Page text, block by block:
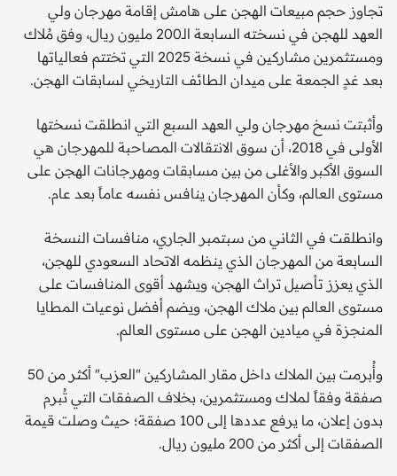
تجاوز حجم مبيعات الهجن على هامش إقامة مهرجان ولي
العهد للهجن في نسخته السابعة الـ200 مليون ريال، وفق مُلاك
ومستثمرين مشاركين في نسخة 2025 التي تختتم فعالياتها
بعد غدٍ الجمعة على ميدان الطائف التاريخي لسابقات الهجن.
وأثبتت نسخ مهرجان ولي العهد السبع التي انطلقت نسختها
الأولى في 2018، أن سوق الانتقالات المصاحبة للمهرجان هي
السوق الأكبر والأغلى من بين مسابقات ومهرجانات الهجن على
مستوى العالم، وكأن المهرجان ينافس نفسه عاماً بعد عام.
وانطلقت في الثاني من سبتمبر الجاري، منافسات النسخة
السابعة من المهرجان الذي ينظمه الاتحاد السعودي للهجن،
الذي يعزز تأصيل تراث الهجن، ويشهد أقوى المنافسات على
مستوى العالم بين ملاك الهجن، ويضم أفضل نوعيات المطايا
المنجزة في ميادين الهجن على مستوى العالم.
وأُبرمت بين الملاك داخل مقار المشاركين "العزب" أكثر من 50
صفقة وفقاً لملاك ومستثمرين، بخلاف الصفقات التي تُبرم
بدون إعلان، ما يرفع عددها إلى 100 صفقة؛ حيث وصلت قيمة
الصفقات إلى أكثر من 200 مليون ريال.